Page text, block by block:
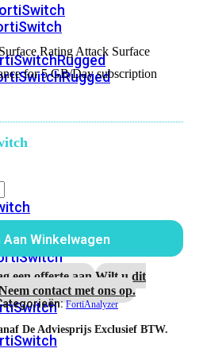
Rating Attack Surface
for 5 GB/Day subscription
Winkelwagen
een offerte aan.Wilt u dit
contact met ons op.
FortiAnalyzer
De Adviesprijs Exclusief BTW.